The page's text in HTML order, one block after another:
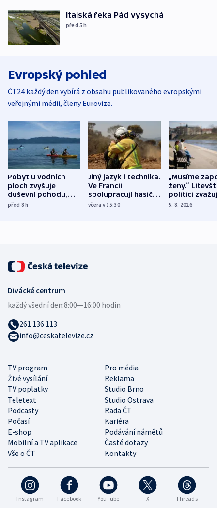
Italská řeka Pád vysychá
před 5h
Evropský pohled
ČT24 každý den vybírá z obsahu publikovaného evropskými
veřejnými médii, členy Eurovize.
Pobyt u vodních
ploch zvyšuje
duševní pohodu,
ukázala
před 8h
Jiný jazyk i technika.
Ve Francii
spolupracují hasiči z
různých zemí
včera v 15:30
„Musíme
ženy.“
politici
dohodu o
5. 8. 2026
Instagram Facebook YouTube X Threads
TV program
Pro média
Živé vysílání
Reklama
TV poplatky
Studio Brno
Teletext
Studio Ostrava
Podcasty
Rada ČT
Počasí
Kariéra
E-shop
Podávání námětů
Mobilní a TV aplikace
Časté dotazy
Vše o ČT
Kontakty
Divácké centrum
každý všední den:8:00—16:00 hodin
261 136 113
info@ceskatelevize.cz